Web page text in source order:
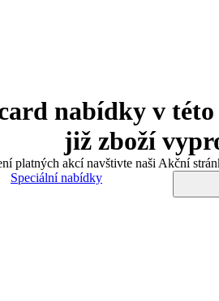
nabídky v
již zboží
platných akcí navštivte naši Akční
Speciální nabídky